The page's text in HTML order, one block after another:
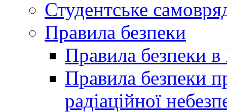
Студентське
Правила безпеки
Правила безпеки в
Правила безпеки
радіаційної